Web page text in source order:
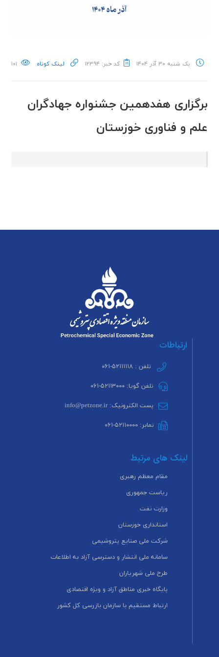
یک شنبه ۳۰ آذر ۱۴۰۴ کد خبر: ۱۲۳۹۴ لینک کوتاه ۱۰۱
برگزاری هفدهمین جشنواره جهادگران
علم و فناوری خوزستان
ارتباطات
تلفن : ۵۲۱۱۱۱۱۸-۰۶۱
تلفن گویا: ۵۲۱۱۳۰۰۰-۰۶۱
پست الکترونیک: info@petzone.ir
نمابر: ۵۲۱۱۰۰۰۰-۰۶۱
لینک های مرتبط
مقام معظم رهبری
ریاست جمهوری
وزارت نفت
استانداری خوزستان
شرکت ملی صنایع پتروشیمی
سامانه ملی انتشار و دسترسی آزاد به اطلاعات
طرح ملی شهریاران
پایگاه خبری مناطق آزاد و ویژه اقتصادی
ارتباط مستقیم با سازمان بازرسی کل کشور